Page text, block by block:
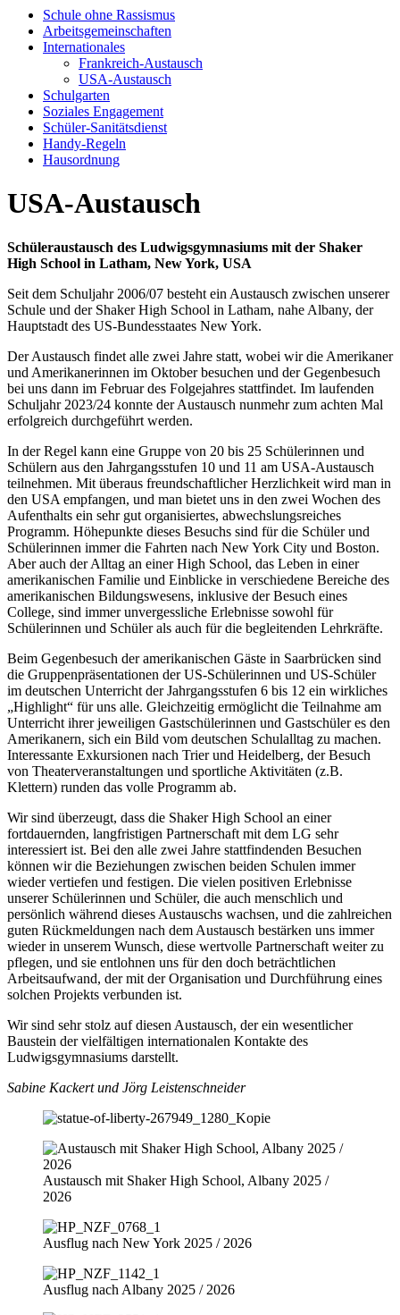
Schule ohne Rassismus
Arbeitsgemeinschaften
Internationales
Frankreich-Austausch
USA-Austausch
Schulgarten
Soziales Engagement
Schüler-Sanitätsdienst
Handy-Regeln
Hausordnung
USA-Austausch
Schüleraustausch des Ludwigsgymnasiums mit der Shaker
High School in Latham, New York, USA
Seit dem Schuljahr 2006/07 besteht ein Austausch zwischen unserer
Schule und der Shaker High School in Latham, nahe Albany, der
Hauptstadt des US-Bundesstaates New York.
Der Austausch findet alle zwei Jahre statt, wobei wir die Amerikaner
und Amerikanerinnen im Oktober besuchen und der Gegenbesuch
bei uns dann im Februar des Folgejahres stattfindet. Im laufenden
Schuljahr 2023/24 konnte der Austausch nunmehr zum achten Mal
erfolgreich durchgeführt werden.
In der Regel kann eine Gruppe von 20 bis 25 Schülerinnen und
Schülern aus den Jahrgangsstufen 10 und 11 am USA-Austausch
teilnehmen. Mit überaus freundschaftlicher Herzlichkeit wird man in
den USA empfangen, und man bietet uns in den zwei Wochen des
Aufenthalts ein sehr gut organisiertes, abwechslungsreiches
Programm. Höhepunkte dieses Besuchs sind für die Schüler und
Schülerinnen immer die Fahrten nach New York City und Boston.
Aber auch der Alltag an einer High School, das Leben in einer
amerikanischen Familie und Einblicke in verschiedene Bereiche des
amerikanischen Bildungswesens, inklusive der Besuch eines
College, sind immer unvergessliche Erlebnisse sowohl für
Schülerinnen und Schüler als auch für die begleitenden Lehrkräfte.
Beim Gegenbesuch der amerikanischen Gäste in Saarbrücken sind
die Gruppenpräsentationen der US-Schülerinnen und US-Schüler
im deutschen Unterricht der Jahrgangsstufen 6 bis 12 ein wirkliches
„Highlight“ für uns alle. Gleichzeitig ermöglicht die Teilnahme am
Unterricht ihrer jeweiligen Gastschülerinnen und Gastschüler es den
Amerikanern, sich ein Bild vom deutschen Schulalltag zu machen.
Interessante Exkursionen nach Trier und Heidelberg, der Besuch
von Theaterveranstaltungen und sportliche Aktivitäten (z.B.
Klettern) runden das volle Programm ab.
Wir sind überzeugt, dass die Shaker High School an einer
fortdauernden, langfristigen Partnerschaft mit dem LG sehr
interessiert ist. Bei den alle zwei Jahre stattfindenden Besuchen
können wir die Beziehungen zwischen beiden Schulen immer
wieder vertiefen und festigen. Die vielen positiven Erlebnisse
unserer Schülerinnen und Schüler, die auch menschlich und
persönlich während dieses Austauschs wachsen, und die zahlreichen
guten Rückmeldungen nach dem Austausch bestärken uns immer
wieder in unserem Wunsch, diese wertvolle Partnerschaft weiter zu
pflegen, und sie entlohnen uns für den doch beträchtlichen
Arbeitsaufwand, der mit der Organisation und Durchführung eines
solchen Projekts verbunden ist.
Wir sind sehr stolz auf diesen Austausch, der ein wesentlicher
Baustein der vielfältigen internationalen Kontakte des
Ludwigsgymnasiums darstellt.
Sabine Kackert und Jörg Leistenschneider
Austausch mit Shaker High School, Albany 2025 /
2026
Ausflug nach New York 2025 / 2026
Ausflug nach Albany 2025 / 2026